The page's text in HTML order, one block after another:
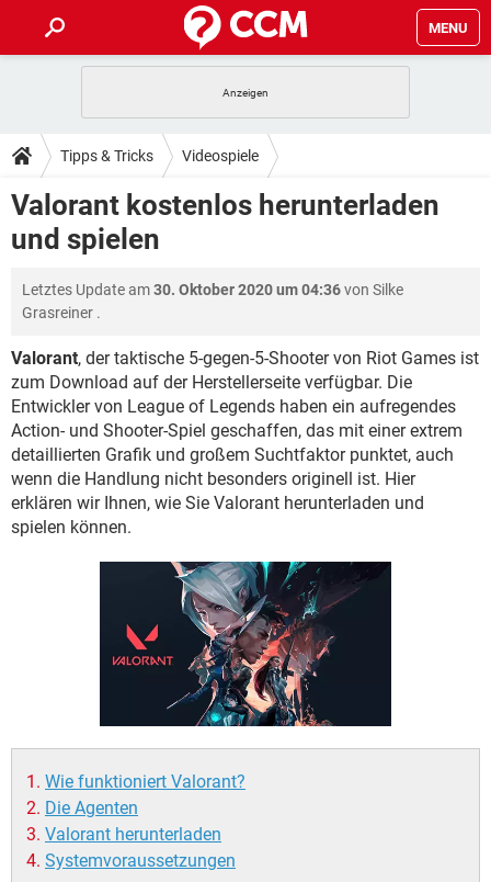
MENU
ANDROID IOS
WINDOWS 10 INSTAGRAM
WHATSAPP
TIPPS & TRICKS
SPIELE STREAMING
ANDROID IOS
WINDOWS 10
WHATSAPP TIKTOK
DOWNLOADS
SPIELE
WINDOWS 10
WHATSAPP TIKTOK
FACEBOOK HARDWARE
FORUM
SPIELE STREAMING
WINDOWS 10 INSTAGRAM
WHATSAPP TIKTOK
HARDWARE
LEXIKON
SPIELE STREAMING
ANDROID IOS
WINDOWS 10 INSTAGRAM
WHATSAPP TIKTOK
FACEBOOK HARDWARE
Tipps & Tricks Videospiele
Valorant kostenlos herunterladen
und spielen
Letztes Update am30. Oktober 2020 um 04:36von Silke
Grasreiner .
Valorant, der taktische 5-gegen-5-Shooter von Riot Games ist
zum Download auf der Herstellerseite verfügbar. Die
Entwickler von League of Legends haben ein aufregendes
Action- und Shooter-Spiel geschaffen, das mit einer extrem
detaillierten Grafik und großem Suchtfaktor punktet, auch
wenn die Handlung nicht besonders originell ist. Hier
erklären wir Ihnen, wie Sie Valorant herunterladen und
spielen können.
Wie funktioniert Valorant?
Die Agenten
Valorant herunterladen
Systemvoraussetzungen